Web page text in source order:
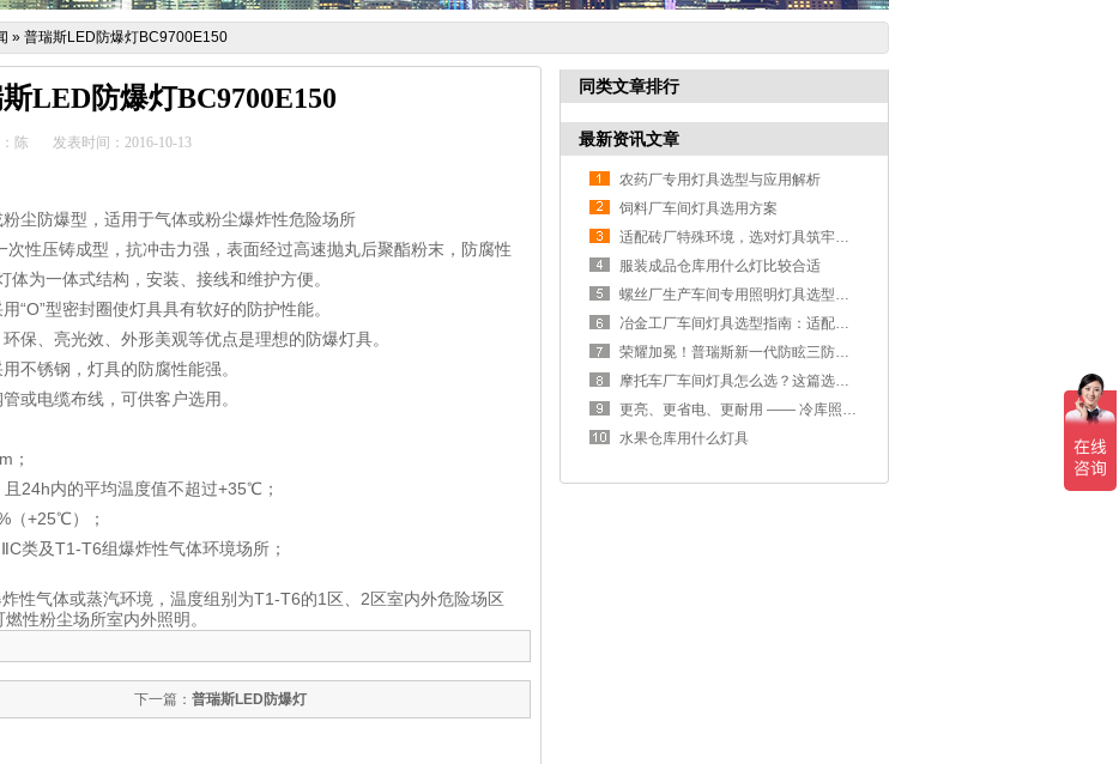
» 普瑞斯LED防爆灯BC9700E150
LED防爆灯BC9700E150
陈 发表时间：2016-10-13
尘防爆型，适用于气体或粉尘爆炸性危险场所
性压铸成型，抗冲击力强，表面经过高速抛丸后聚酯粉末，防腐性
体为一体式结构，安装、接线和维护方便。
“O”型密封圈使灯具具有软好的防护性能。
保、亮光效、外形美观等优点是理想的防爆灯具。
不锈钢，灯具的防腐性能强。
或电缆布线，可供客户选用。
；
24h内的平均温度值不超过+35℃；
（+25℃）；
ⅡC类及T1-T6组爆炸性气体环境场所；
性气体或蒸汽环境，温度组别为T1-T6的1 区、 2区室内外危险场区
性粉尘场所室内外照明。
下一篇： 普瑞斯LED防爆灯
同类文章排行
最新资讯文章
农药厂专用灯具选型与应用解析
饲料厂车间灯具选用方案
适配砖厂特殊环境，选对灯具筑牢生产安全线
服装成品仓库用什么灯比较合适
螺丝厂生产车间专用照明灯具选型方案
冶金工厂车间灯具选型指南：适配恶劣工况，筑牢安全照明防线
荣耀加冕！普瑞斯新一代防眩三防灯BC-L斩获2026阿拉丁神灯奖
摩托车厂车间灯具怎么选？这篇选型指南，帮你避坑又节能
更亮、更省电、更耐用 —— 冷库照明优选
水果仓库用什么灯具